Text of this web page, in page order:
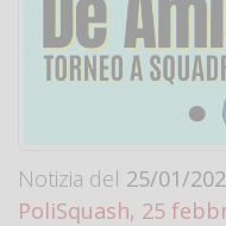
Notizia del 25/01/
PoliSquash, 25